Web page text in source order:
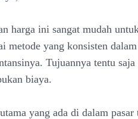
harga ini sangat mudah
metode yang konsisten
Tujuannya tentu
biaya.
yang ada di dalam pasar